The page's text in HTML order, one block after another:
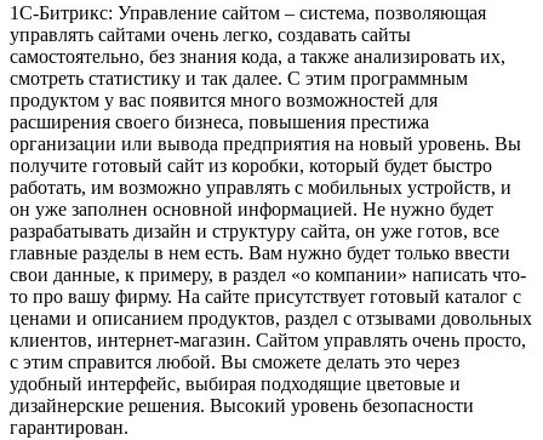
1С-Битрикс: Управление сайтом – система, позволяющая
управлять сайтами очень легко, создавать сайты
самостоятельно, без знания кода, а также анализировать их,
смотреть статистику и так далее. С этим программным
продуктом у вас появится много возможностей для
расширения своего бизнеса, повышения престижа
организации или вывода предприятия на новый уровень. Вы
получите готовый сайт из коробки, который будет быстро
работать, им возможно управлять с мобильных устройств, и
он уже заполнен основной информацией. Не нужно будет
разрабатывать дизайн и структуру сайта, он уже готов, все
главные разделы в нем есть. Вам нужно будет только ввести
свои данные, к примеру, в раздел «о компании» написать что-
то про вашу фирму. На сайте присутствует готовый каталог с
ценами и описанием продуктов, раздел с отзывами довольных
клиентов, интернет-магазин. Сайтом управлять очень просто,
с этим справится любой. Вы сможете делать это через
удобный интерфейс, выбирая подходящие цветовые и
дизайнерские решения. Высокий уровень безопасности
гарантирован.